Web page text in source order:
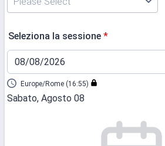
Seleziona la sessione *
08/08/2026
Sabato, Agosto 08
Europe/Rome (16:55)